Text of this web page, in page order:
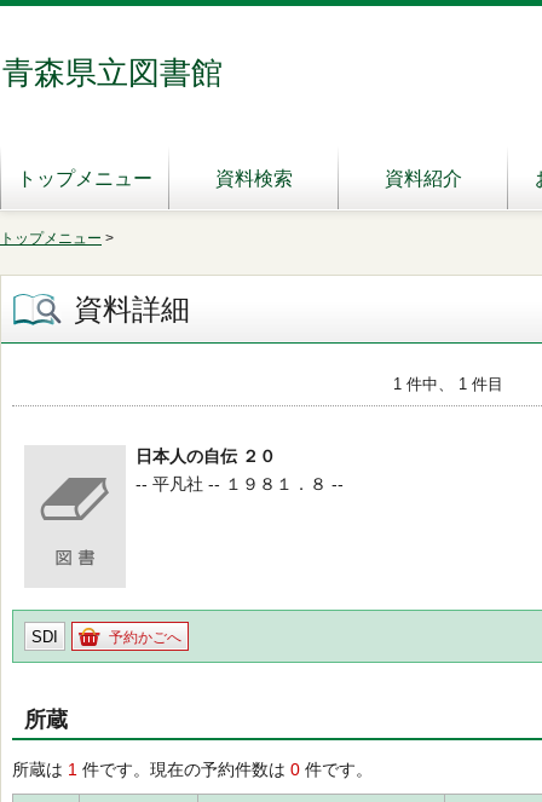
青森県立図書館
トップメニュー 資料検索 資料紹介
トップメニュー >
資料詳細
1 件中、 1 件目
日本人の自伝 ２０
-- 平凡社 -- １９８１．８ --
SDI 予約かごへ
所蔵
所蔵は 1 件です。現在の予約件数は 0 件です。